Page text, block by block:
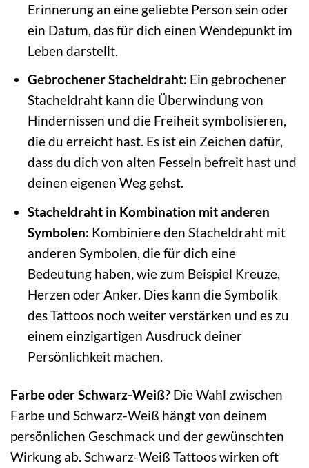
Erinnerung an eine geliebte Person sein oder
ein Datum, das für dich einen Wendepunkt im
Leben darstellt.
Gebrochener Stacheldraht: Ein gebrochener
Stacheldraht kann die Überwindung von
Hindernissen und die Freiheit symbolisieren,
die du erreicht hast. Es ist ein Zeichen dafür,
dass du dich von alten Fesseln befreit hast und
deinen eigenen Weg gehst.
Stacheldraht in Kombination mit anderen
Symbolen: Kombiniere den Stacheldraht mit
anderen Symbolen, die für dich eine
Bedeutung haben, wie zum Beispiel Kreuze,
Herzen oder Anker. Dies kann die Symbolik
des Tattoos noch weiter verstärken und es zu
einem einzigartigen Ausdruck deiner
Persönlichkeit machen.
Farbe oder Schwarz-Weiß? Die Wahl zwischen
Farbe und Schwarz-Weiß hängt von deinem
persönlichen Geschmack und der gewünschten
Wirkung ab. Schwarz-Weiß Tattoos wirken oft